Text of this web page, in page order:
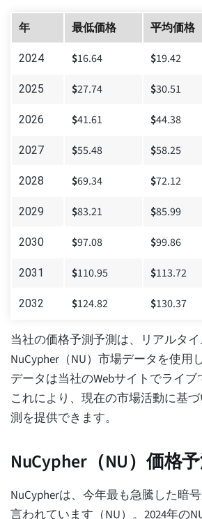
年 最低価格 平均価格
2024 $16.64 $19.42
2025 $27.74 $30.51
2026 $41.61 $44.38
2027 $55.48 $58.25
2028 $69.34 $72.12
2029 $83.21 $85.99
2030 $97.08 $99.86
2031 $110.95 $113.72
2032 $124.82 $130.37
当社の価格予測予測は、リアルタ
NuCypher（NU）市場データを使用
データは当社のWebサイトでライブ
これにより、現在の市場活動に基
測を提供できます。
NuCypher（NU）価格
NuCypherは、今年最も急騰した暗
言われています（NU）。2024年の